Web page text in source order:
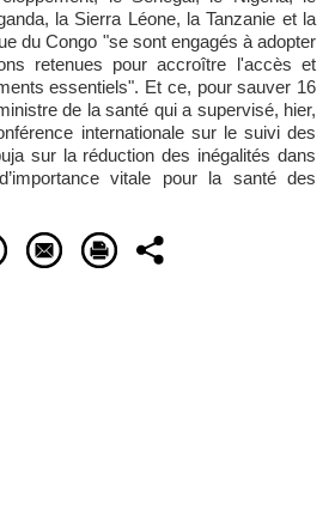
la Sierra Léone, la Tanzanie et la
du Congo "se sont engagés à adopter
retenues pour accroître l'accès et
essentiels". Et ce, pour sauver 16
de la santé qui a supervisé, hier,
internationale sur le suivi des
sur la réduction des inégalités dans
vitale pour la santé des